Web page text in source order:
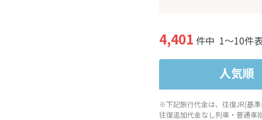
4,401 件中 1～10件
人気順
※下記旅行代金は、往復JR(基
往復追加代金なし列車・普通車